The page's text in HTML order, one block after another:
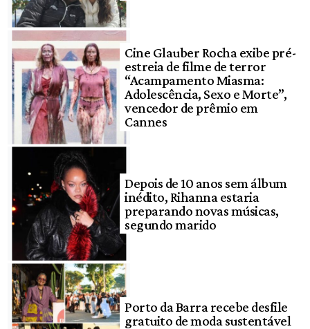
Cine Glauber Rocha exibe pré-
estreia de filme de terror
“Acampamento Miasma:
Adolescência, Sexo e Morte”,
vencedor de prêmio em
Cannes
Depois de 10 anos sem álbum
inédito, Rihanna estaria
preparando novas músicas,
segundo marido
Porto da Barra recebe desfile
gratuito de moda sustentável